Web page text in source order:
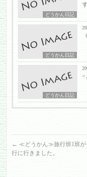
どうかん日記
どうかん日記
どうかん日記
<
← ≪どうかん≫旅行班1班が
行に行きました。